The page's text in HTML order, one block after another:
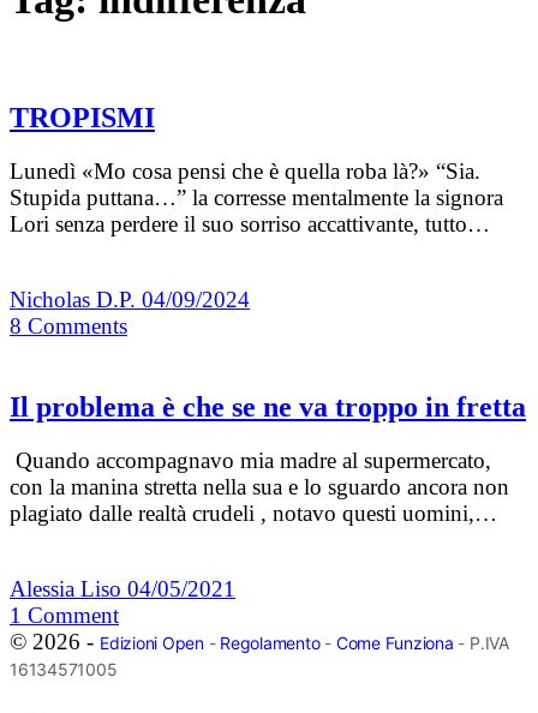
TROPISMI
Lunedì «Mo cosa pensi che è quella roba là?» “Sia.
Stupida puttana…” la corresse mentalmente la signora
Lori senza perdere il suo sorriso accattivante, tutto…
Nicholas D.P. 04/09/2024
8 Comments
Il problema è che se ne va troppo in fretta
Quando accompagnavo mia madre al supermercato,
con la manina stretta nella sua e lo sguardo ancora non
plagiato dalle realtà crudeli , notavo questi uomini,…
Alessia Liso 04/05/2021
1 Comment
© 2026 - Edizioni Open- Regolamento- Come Funziona - P.IVA
16134571005